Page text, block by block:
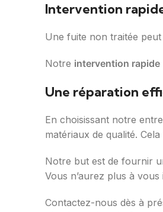
Intervention
Une fuite non traitée
Notre intervention rapide
Une réparation
En choisissant notre
matériaux de qualité.
Notre but est de fournir
Vous n’aurez plus à
Contactez-nous dès à